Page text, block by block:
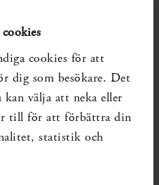
cookies för att
dig som besökare. Det
välja att neka eller
till för att förbättra din
statistik och
Publicerad:
2021-12-13
kan ha tillkommit